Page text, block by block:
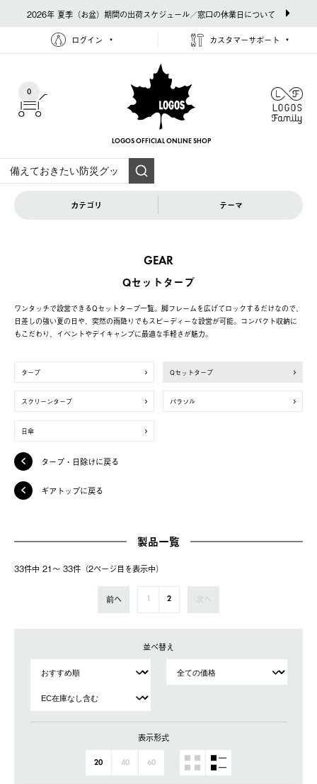
2026年 夏季（お盆）期間の出荷スケジュール／窓口の休業日について
ログイン カスタマーサポート
0
LOGOS OFFICIAL ONLINE SHOP
カテゴリ テーマ
GEAR
Qセットタープ
ワンタッチで設営できるQセットタープ一覧。脚フレームを広げてロックするだけなので、
日差しの強い夏の日や、突然の雨降りでもスピーディーな設営が可能。コンパクト収納に
もこだわり、イベントやデイキャンプに最適な手軽さが魅力。
タープ Qセットタープ
スクリーンタープ パラソル
日傘
タープ・日除けに戻る
ギアトップに戻る
製品一覧
33件中 21〜 33件（2ページ⽬を表⽰中）
前へ 1 2 次へ
並べ替え
表示形式
20 40 60